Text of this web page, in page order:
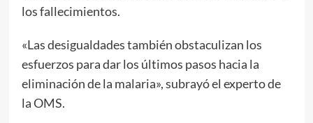
los fallecimientos.
«Las desigualdades también obstaculizan los
esfuerzos para dar los últimos pasos hacia la
eliminación de la malaria», subrayó el experto de
la OMS.